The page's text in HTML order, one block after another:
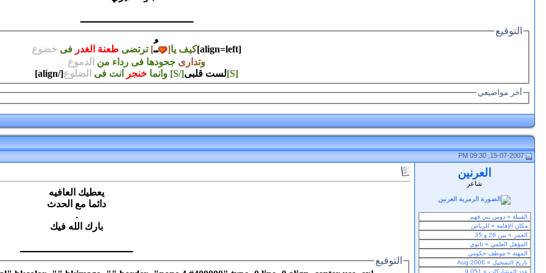
ـــــــــــــــــــــــــــــــــــــ
التوقيع
[align=left]
كيف يا[ ـُ] ترتضى طعنة الغدر فى خضوع
وتدارى جحودها فى رداء من
الدموع
[S]
لست قلبى[/S] وانما خنجر انت فى الضلوع[/align]
أخر مواضيعي
15-07-2007, 09:30 PM
العرنين
شاعر
يعطيك العافيه
دائما مع الحدث
.
بارك الله فيك
ـــــــــــــــــــــــــــــــــــــ
التوقيع